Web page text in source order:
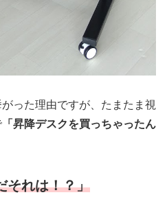
った理由ですが、たまたま視
「昇降デスクを買っちゃったん
それは！？」